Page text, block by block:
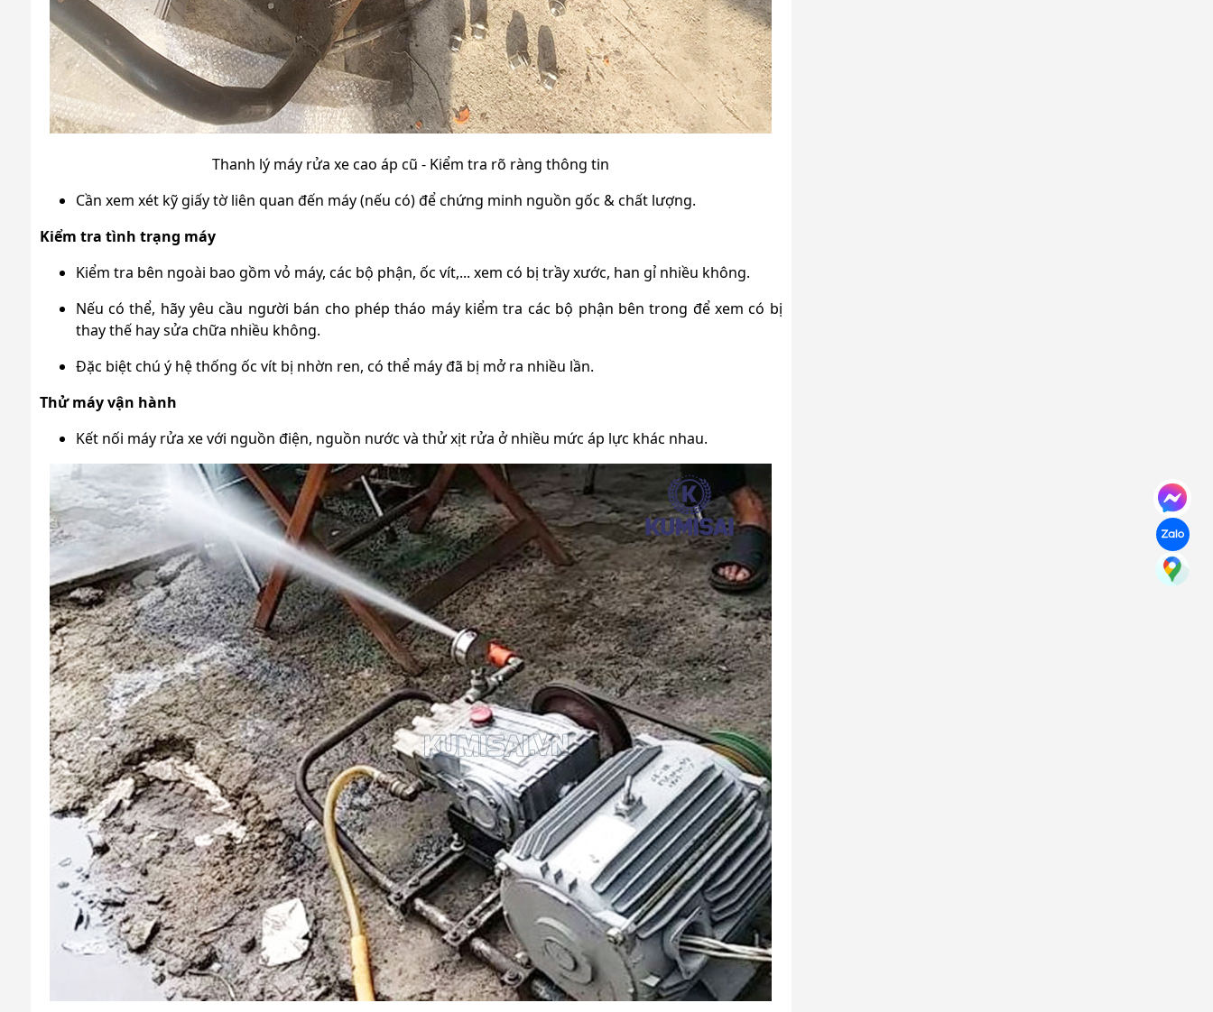
Thanh lý máy rửa xe cao áp cũ - Kiểm tra rõ ràng thông tin
Cần xem xét kỹ giấy tờ liên quan đến máy (nếu có) để chứng minh nguồn gốc & chất lượng.
Kiểm tra tình trạng máy
Kiểm tra bên ngoài bao gồm vỏ máy, các bộ phận, ốc vít,... xem có bị trầy xước, han gỉ nhiều không.
Nếu có thể, hãy yêu cầu người bán cho phép tháo máy kiểm tra các bộ phận bên trong để xem có bị
thay thế hay sửa chữa nhiều không.
Đặc biệt chú ý hệ thống ốc vít bị nhờn ren, có thể máy đã bị mở ra nhiều lần.
Thử máy vận hành
Kết nối máy rửa xe với nguồn điện, nguồn nước và thử xịt rửa ở nhiều mức áp lực khác nhau.